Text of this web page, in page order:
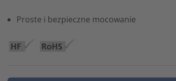
Proste i bezpieczne mocowanie